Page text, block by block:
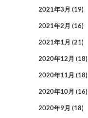
2021年3月 (19)
2021年2月 (16)
2021年1月 (21)
2020年12月 (18)
2020年11月 (18)
2020年10月 (16)
2020年9月 (18)